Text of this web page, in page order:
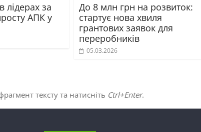
лідерах за
АПК у
До 8 млн грн на розвиток:
стартує нова хвиля
грантових заявок для
переробників
05.03.2026
тексту та натисніть Ctrl+Enter.